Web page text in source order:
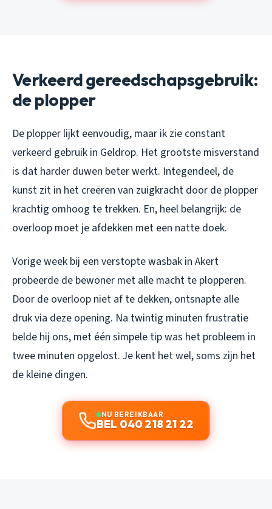
Verkeerd gereedschapsgebruik:
de plopper
De plopper lijkt eenvoudig, maar ik zie constant
verkeerd gebruik in Geldrop. Het grootste misverstand
is dat harder duwen beter werkt. Integendeel, de
kunst zit in het creëren van zuigkracht door de plopper
krachtig omhoog te trekken. En, heel belangrijk: de
overloop moet je afdekken met een natte doek.
Vorige week bij een verstopte wasbak in Akert
probeerde de bewoner met alle macht te plopperen.
Door de overloop niet af te dekken, ontsnapte alle
druk via deze opening. Na twintig minuten frustratie
belde hij ons, met één simpele tip was het probleem in
twee minuten opgelost. Je kent het wel, soms zijn het
de kleine dingen.
NU BEREIKBAAR
BEL 040 218 21 22